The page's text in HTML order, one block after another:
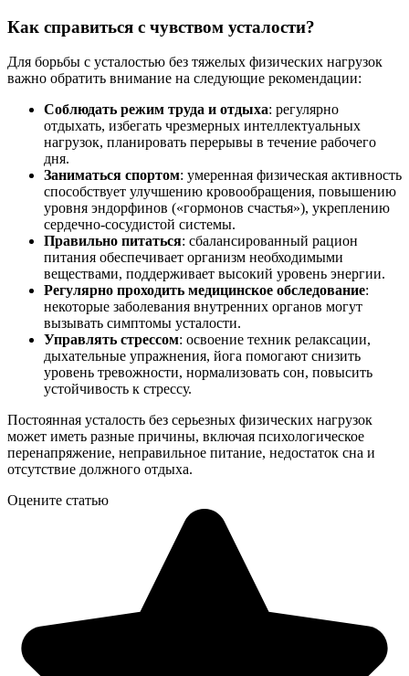
Как справиться с чувством усталости?
Для борьбы с усталостью без тяжелых физических нагрузок
важно обратить внимание на следующие рекомендации:
Соблюдать режим труда и отдыха: регулярно
отдыхать, избегать чрезмерных интеллектуальных
нагрузок, планировать перерывы в течение рабочего
дня.
Заниматься спортом: умеренная физическая активность
способствует улучшению кровообращения, повышению
уровня эндорфинов («гормонов счастья»), укреплению
сердечно-сосудистой системы.
Правильно питаться: сбалансированный рацион
питания обеспечивает организм необходимыми
веществами, поддерживает высокий уровень энергии.
Регулярно проходить медицинское обследование:
некоторые заболевания внутренних органов могут
вызывать симптомы усталости.
Управлять стрессом: освоение техник релаксации,
дыхательные упражнения, йога помогают снизить
уровень тревожности, нормализовать сон, повысить
устойчивость к стрессу.
Постоянная усталость без серьезных физических нагрузок
может иметь разные причины, включая психологическое
перенапряжение, неправильное питание, недостаток сна и
отсутствие должного отдыха.
Оцените статью